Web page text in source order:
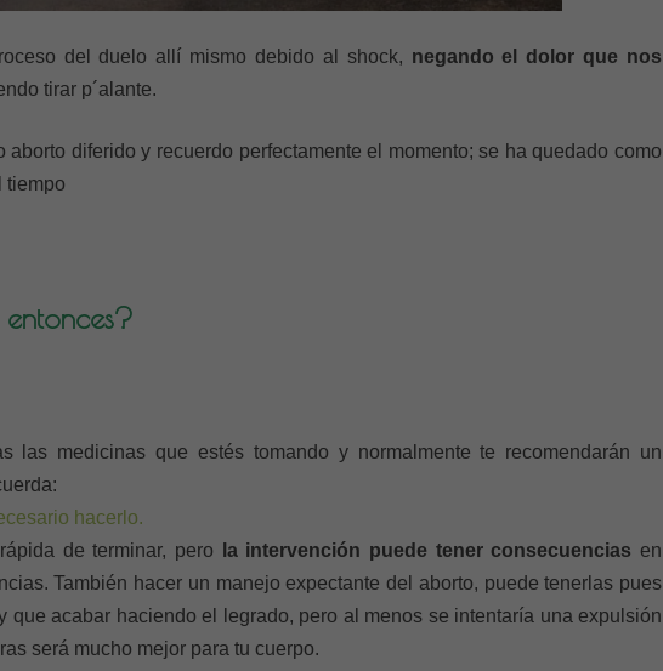
del duelo allí mismo debido al shock, negando el dolor que nos
tirar p´alante.
aborto diferido y recuerdo perfectamente el momento; se ha quedado como
tiempo
las medicinas que estés tomando y normalmente te recomendarán un
hacerlo.
de terminar, pero la intervención puede tener consecuencias en
También hacer un manejo expectante del aborto, puede tenerlas pues
que acabar haciendo el legrado, pero al menos se intentaría una expulsión
será mucho mejor para tu cuerpo.